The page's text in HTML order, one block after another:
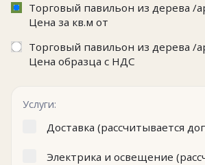
Торговый павильон из дерева /
Цена за кв.м от
Торговый павильон из дерева /
Цена образца с НДС
Услуги:
Доставка (рассчитывается
Электрика и освещение